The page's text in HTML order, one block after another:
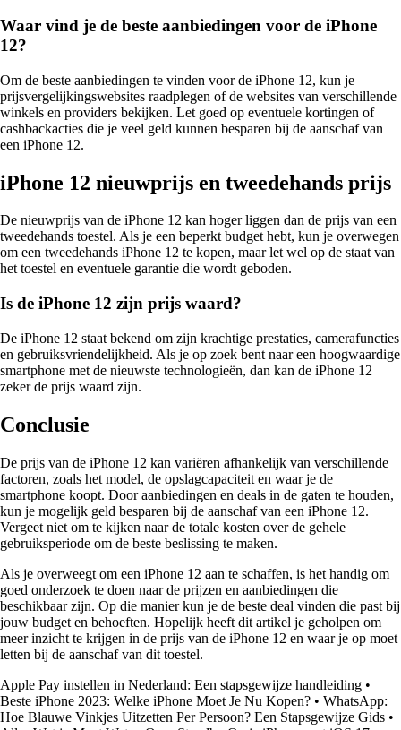
Waar vind je de beste aanbiedingen voor de iPhone
12?
Om de beste aanbiedingen te vinden voor de iPhone 12, kun je
prijsvergelijkingswebsites raadplegen of de websites van verschillende
winkels en providers bekijken. Let goed op eventuele kortingen of
cashbackacties die je veel geld kunnen besparen bij de aanschaf van
een iPhone 12.
iPhone 12 nieuwprijs en tweedehands prijs
De nieuwprijs van de iPhone 12 kan hoger liggen dan de prijs van een
tweedehands toestel. Als je een beperkt budget hebt, kun je overwegen
om een tweedehands iPhone 12 te kopen, maar let wel op de staat van
het toestel en eventuele garantie die wordt geboden.
Is de iPhone 12 zijn prijs waard?
De iPhone 12 staat bekend om zijn krachtige prestaties, camerafuncties
en gebruiksvriendelijkheid. Als je op zoek bent naar een hoogwaardige
smartphone met de nieuwste technologieën, dan kan de iPhone 12
zeker de prijs waard zijn.
Conclusie
De prijs van de iPhone 12 kan variëren afhankelijk van verschillende
factoren, zoals het model, de opslagcapaciteit en waar je de
smartphone koopt. Door aanbiedingen en deals in de gaten te houden,
kun je mogelijk geld besparen bij de aanschaf van een iPhone 12.
Vergeet niet om te kijken naar de totale kosten over de gehele
gebruiksperiode om de beste beslissing te maken.
Als je overweegt om een iPhone 12 aan te schaffen, is het handig om
goed onderzoek te doen naar de prijzen en aanbiedingen die
beschikbaar zijn. Op die manier kun je de beste deal vinden die past bij
jouw budget en behoeften. Hopelijk heeft dit artikel je geholpen om
meer inzicht te krijgen in de prijs van de iPhone 12 en waar je op moet
letten bij de aanschaf van dit toestel.
Apple Pay instellen in Nederland: Een stapsgewijze handleiding •
Beste iPhone 2023: Welke iPhone Moet Je Nu Kopen? • WhatsApp:
Hoe Blauwe Vinkjes Uitzetten Per Persoon? Een Stapsgewijze Gids •